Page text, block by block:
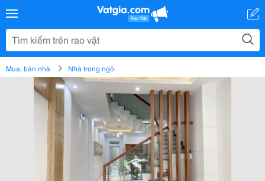
Mua, bán nhà Nhà trong ngõ